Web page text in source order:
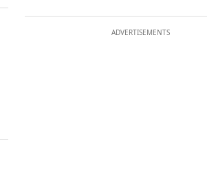
ADVERTISEMENTS